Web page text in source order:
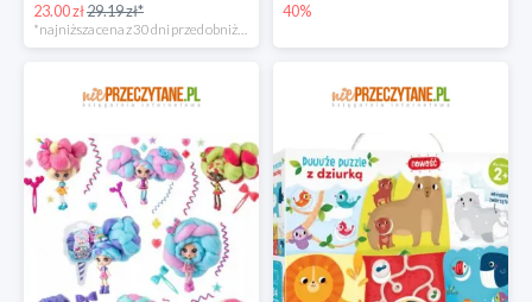
23.00 zł29.19 zł*
*najniższa cena z 30 dni przed obniżką
40%